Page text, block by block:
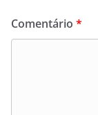
Comentário *